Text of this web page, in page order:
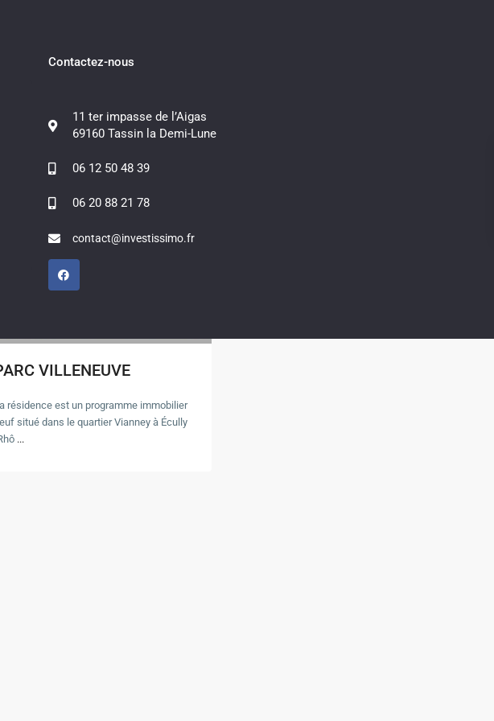
VILLENEUVE
résidence est un programme immobilier
situé dans le quartier Vianney à Écully
...
Contactez-nous
11 ter impasse de l’Aigas
69160 Tassin la Demi-Lune
06 12 50 48 39
06 20 88 21 78
contact@investissimo.fr